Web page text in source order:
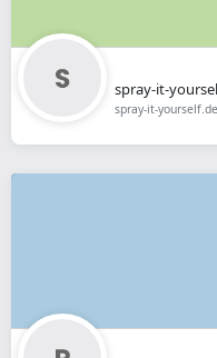
spray-it-
spray-it-yourself.de